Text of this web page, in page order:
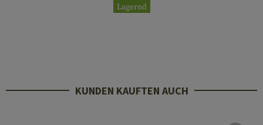
Lagernd
KUNDEN KAUFTEN AUCH